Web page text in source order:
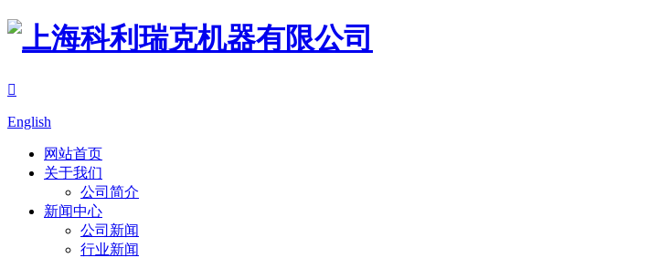

English
网站首页
关于我们
公司简介
新闻中心
公司新闻
行业新闻